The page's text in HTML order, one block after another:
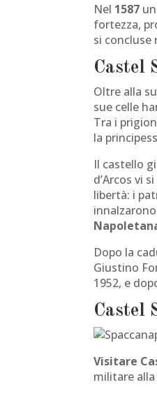
Nel 1587
fortezza,
si concluse
Castel
Oltre alla
sue celle
Tra i
la
Il castello
d’Arcos vi
libertà: i
Dopo la
Giustino
1952, e
Castel
Visitare
militare alla